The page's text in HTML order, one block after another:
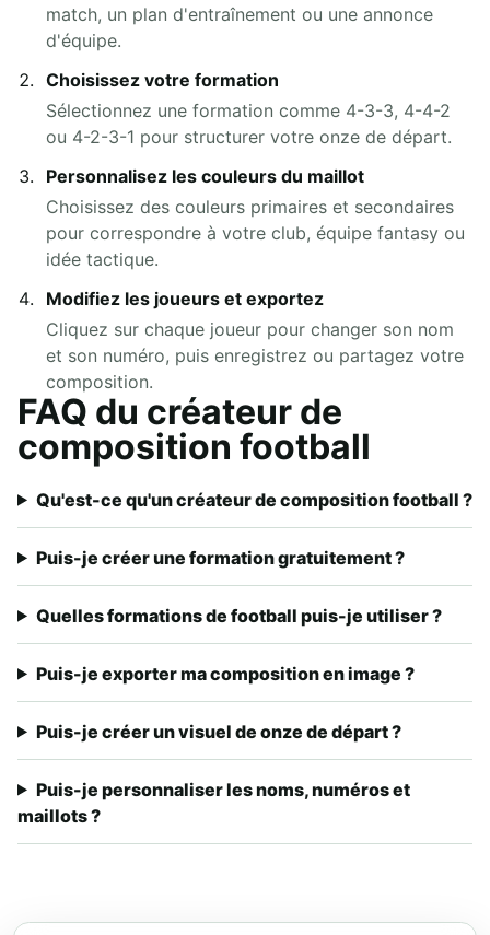
match, un plan d'entraînement ou une annonce
d'équipe.
Choisissez votre formation
Sélectionnez une formation comme 4-3-3, 4-4-2
ou 4-2-3-1 pour structurer votre onze de départ.
Personnalisez les couleurs du maillot
Choisissez des couleurs primaires et secondaires
pour correspondre à votre club, équipe fantasy ou
idée tactique.
Modifiez les joueurs et exportez
Cliquez sur chaque joueur pour changer son nom
et son numéro, puis enregistrez ou partagez votre
composition.
FAQ du créateur de
composition football
Qu'est-ce qu'un créateur de composition football ?
Puis-je créer une formation gratuitement ?
Quelles formations de football puis-je utiliser ?
Puis-je exporter ma composition en image ?
Puis-je créer un visuel de onze de départ ?
Puis-je personnaliser les noms, numéros et
maillots ?